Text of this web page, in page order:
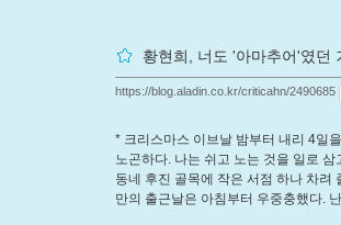
황현희, 너도 '아마추어'였던
https://blog.aladin.co.kr/criticahn/2490685
* 크리스마스 이브날 밤부터 내리 4일
노곤하다. 나는 쉬고 노는 것을 일로
동네 후진 골목에 작은 서점 하나 차려
만의 출근날은 아침부터 우중충했다.